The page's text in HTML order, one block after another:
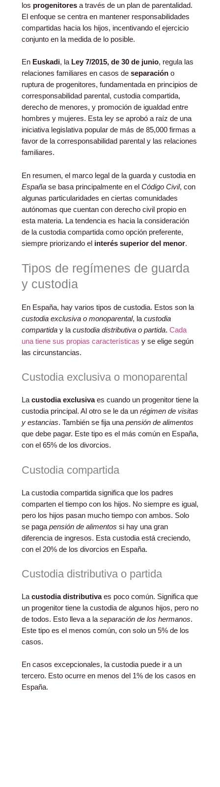
los progenitores a través de un plan de parentalidad.
El enfoque se centra en mantener responsabilidades
compartidas hacia los hijos, incentivando el ejercicio
conjunto en la medida de lo posible.
En Euskadi, la Ley 7/2015, de 30 de junio, regula las
relaciones familiares en casos de separación o
ruptura de progenitores, fundamentada en principios de
corresponsabilidad parental, custodia compartida,
derecho de menores, y promoción de igualdad entre
hombres y mujeres. Esta ley se aprobó a raíz de una
iniciativa legislativa popular de más de 85,000 firmas a
favor de la corresponsabilidad parental y las relaciones
familiares.
En resumen, el marco legal de la guarda y custodia en
España se basa principalmente en el Código Civil, con
algunas particularidades en ciertas comunidades
autónomas que cuentan con derecho civil propio en
esta materia. La tendencia es hacia la consideración
de la custodia compartida como opción preferente,
siempre priorizando el interés superior del menor.
Tipos de regímenes de guarda
y custodia
En España, hay varios tipos de custodia. Estos son la
custodia exclusiva o monoparental, la custodia
compartida y la custodia distributiva o partida. Cada
una tiene sus propias características y se elige según
las circunstancias.
Custodia exclusiva o monoparental
Lacustodia exclusivaes cuando un progenitor tiene la
custodia principal. Al otro se le da un régimen de visitas
y estancias. También se fija unapensión de alimentos
que debe pagar. Este tipo es el más común en España,
con el 65% de los divorcios.
Custodia compartida
La custodia compartida significa que los padres
comparten el tiempo con los hijos. No siempre es igual,
pero los hijos pasan mucho tiempo con ambos. Solo
se paga pensión de alimentos si hay una gran
diferencia de ingresos. Esta custodia está creciendo,
con el 20% de los divorcios en España.
Custodia distributiva o partida
La custodia distributivaes poco común. Significa que
un progenitor tiene la custodia de algunos hijos, pero no
de todos. Esto lleva a la separación de los hermanos.
Este tipo es el menos común, con solo un 5% de los
casos.
En casos excepcionales, la custodia puede ir a un
tercero. Esto ocurre en menos del 1% de los casos en
España.